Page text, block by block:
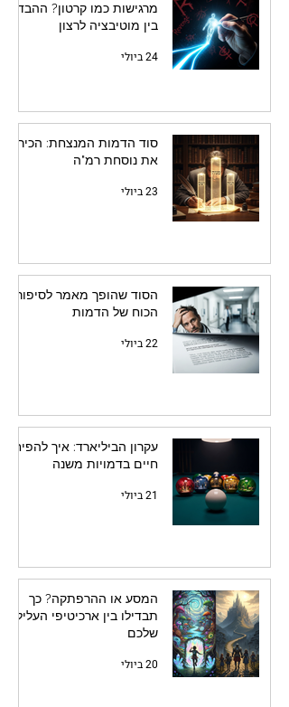
מרגישות כמו קרטון? ההבדל
בין מוטיבציה לרצון
24 ביולי
סוד הדמות המנצחת: הכירו
את נוסחת רמ"ה
23 ביולי
הסוד שהופך מאמר לסיפור:
הכוח של הדמות
22 ביולי
עקרון הביליארד: איך להפיח
חיים בדמויות משנה
21 ביולי
המסע או ההרפתקה? כך
תבדילו בין ארכיטיפי העלילה
שלכם
20 ביולי